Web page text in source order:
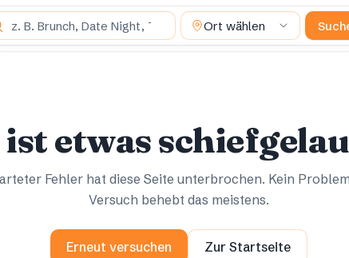
suchst du? Ort wählen
ist etwas
Fehler hat diese Seite unterbrochen. Kein
Versuch behebt das meistens.
Erneut versuchen Zur Startseite